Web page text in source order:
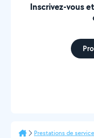
Inscrivez-vous
Prestations de